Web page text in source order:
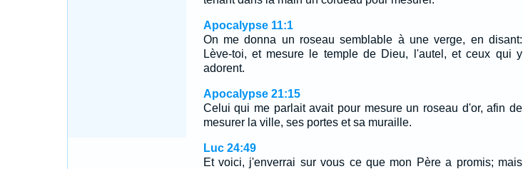
Apocalypse 11:1
On me donna un roseau semblable à une verge, en disant:
Lève-toi, et mesure le temple de Dieu, l'autel, et ceux qui y
adorent.
Apocalypse 21:15
Celui qui me parlait avait pour mesure un roseau d'or, afin de
mesurer la ville, ses portes et sa muraille.
Luc 24:49
Et voici, j'enverrai sur vous ce que mon Père a promis; mais